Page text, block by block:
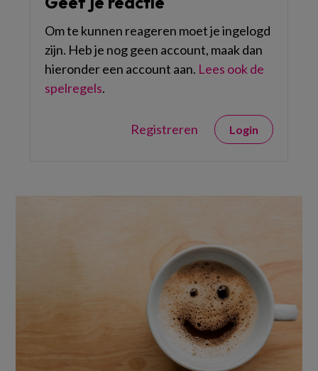
Om te kunnen reageren moet je ingelogd
zijn. Heb je nog geen account, maak dan
hieronder een account aan. Lees ook de
spelregels.
Registreren Login